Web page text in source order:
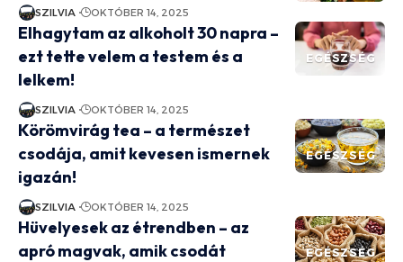
SZILVIA OKTÓBER 14, 2025
EGÉSZSÉG
Elhagytam az alkoholt 30 napra –
ezt tette velem a testem és a
lelkem!
SZILVIA OKTÓBER 14, 2025
EGÉSZSÉG
Körömvirág tea – a természet
csodája, amit kevesen ismernek
igazán!
SZILVIA OKTÓBER 14, 2025
EGÉSZSÉG
Hüvelyesek az étrendben – az
apró magvak, amik csodát